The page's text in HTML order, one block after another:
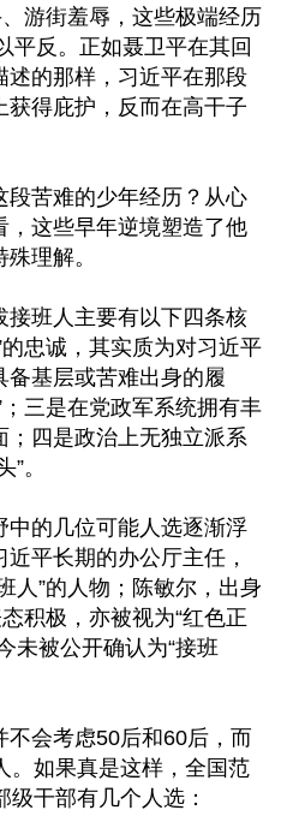
游街羞辱，这些极端经历
平反。正如聂卫平在其回
述的那样，习近平在那段
获得庇护，反而在高干子
段苦难的少年经历？从心
，这些早年逆境塑造了他
理解。
接班人主要有以下四条核
忠诚，其实质为对习近平
基层或苦难出身的履
三是在党政军系统拥有丰
；四是政治上无独立派系
。
中的几位可能人选逐渐浮
平长期的办公厅主任，
人”的人物；陈敏尔，出身
积极，亦被视为“红色正
未被公开确认为“接班
会考虑50后和60后，而
。如果真是这样，全国范
级干部有几个人选：